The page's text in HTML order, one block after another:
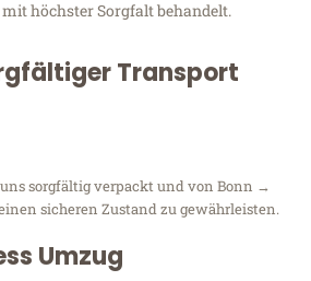
höchster Sorgfalt behandelt.
Transport
sorgfältig verpackt und von Bonn →
sicheren Zustand zu gewährleisten.
Umzug